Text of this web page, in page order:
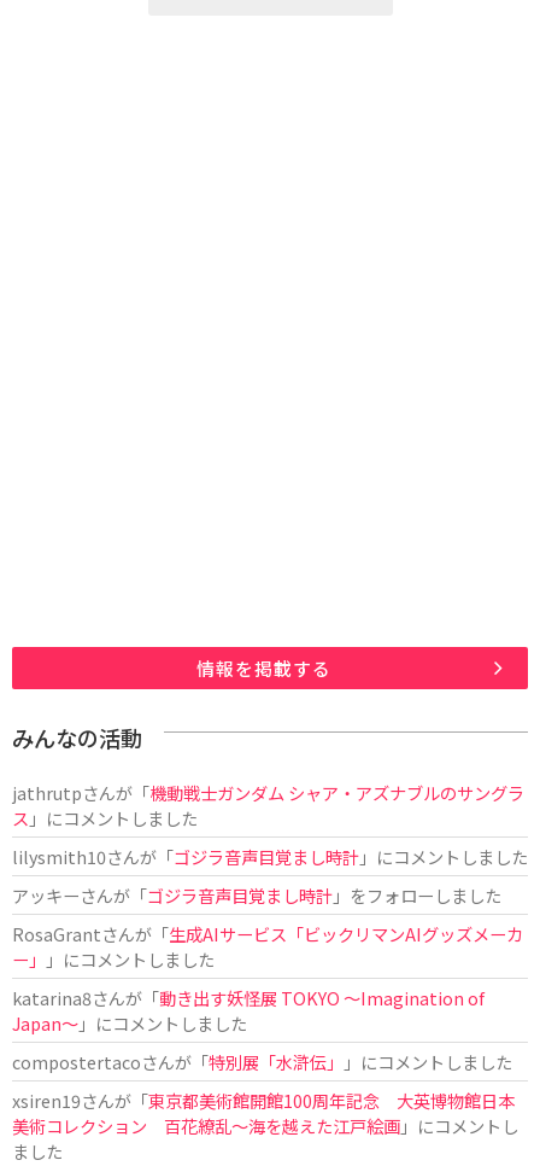
情報を掲載する
みんなの活動
jathrutpさんが「機動戦士ガンダム シャア・アズナブルのサングラ
ス 」にコメントしました
lilysmith10さんが「ゴジラ音声目覚まし時計」にコメントしました
アッキーさんが「ゴジラ音声目覚まし時計」をフォローしました
RosaGrantさんが「生成AIサービス「ビックリマンAIグッズメーカ
ー」
」にコメントしました
katarina8さんが「動き出す妖怪展 TOKYO 〜Imagination of
Japan〜」にコメントしました
compostertacoさんが「特別展「水滸伝」
」にコメントしました
xsiren19さんが「東京都美術館開館100周年記念 大英博物館日本
美術コレクション 百花繚乱～海を越えた江戸絵画」にコメントし
ました